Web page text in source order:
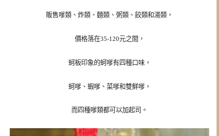
販售嗲類、炸類、麵類、粥類、餃類和湯類，
價格落在35-120元之間，
蚵板印象的蚵嗲有四種口味，
蚵嗲、蝦嗲、菜嗲和雙鮮嗲，
而四種嗲類都可以加起司 。